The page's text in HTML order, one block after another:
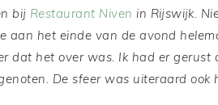
bij Restaurant Niven in Rijswijk.
aan het einde van de avond
dat het over was. Ik had er gerust
De sfeer was uiteraard ook